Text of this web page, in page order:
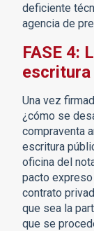
deficiente
agencia de
FASE 4:
escritura
Una vez
¿cómo se
compraventa
escritura
oficina del
pacto
contrato
que sea la
que se